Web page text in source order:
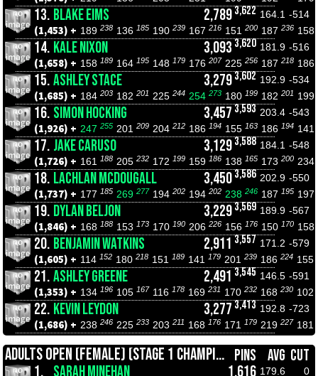
13. BLAKE EIMS 2,7893,622 164.1 -514
(1,453) + 189 238 136 185 190 239 167 216 151 200 187 236 158
14. KALE NIXON 3,093 3,620 181.9 -516
(1,658) + 158 189 164 195 148 179 176 207 225 256 187 218 186
15.ASHLEY STACE 3,2793,602 192.9 -534
(1,685) + 184 203 182 201 225 244 254 273 180 199 182 201 199
16. SIMON HOCKING 3,457 3,593 203.4 -543
(1,926) + 247 255 201 209 204 212 186 194 155 163 186 194 141
17. JAKE CARUSO 3,1293,588 184.1 -548
(1,726) + 161 188 205 232 172 199 159 186 138 165 173 200 234
18. LACHLAN MCDOUGALL 3,4503,586 202.9 -550
(1,737) + 177 185 269 277 194 202 194 202 238 246 187 195 197
19. DYLAN BELJON 3,2293,569 189.9 -567
(1,846) + 168 188 153 173 170 190 206 226 156 176 150 170 158
20. BENJAMIN WATKINS 2,911 3,557 171.2 -579
(1,605) + 114 152 180 218 151 189 141 179 201 239 186 224 155
21.ASHLEY GREENE 2,491 3,545 146.5 -591
(1,353) + 134 196 105 167 116 178 169 231 170 232 168 230 102
22. KEVIN LEYDON 3,277 3,413 192.8 -723
(1,686) + 238 246 225 233 203 211 168 176 171 179 219 227 181
ADULTS OPEN (FEMALE) (STAGE 1 CHAMPIONSHIPS) PINS AVG CUT
1. SARAH MINEHAN 1,616 179.6 0